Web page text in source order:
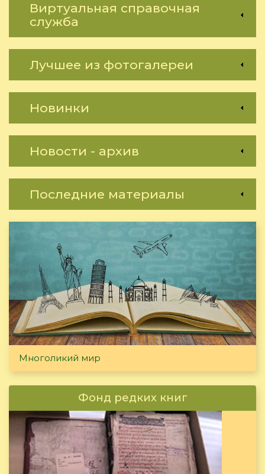
Виртуальная справочная
служба
Лучшее из фотогалереи
Новинки
Новости - архив
Последние материалы
Многоликий мир
Фонд редких книг